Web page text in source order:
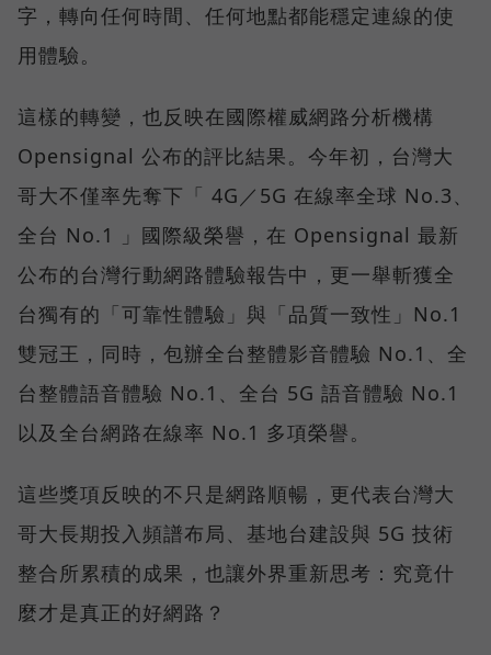
字，轉向任何時間、任何地點都能穩定連線的使
用體驗。
這樣的轉變，也反映在國際權威網路分析機構
Opensignal 公布的評比結果。今年初，台灣大
哥大不僅率先奪下「 4G／5G 在線率全球 No.3、
全台 No.1 」國際級榮譽，在 Opensignal 最新
公布的台灣行動網路體驗報告中，更一舉斬獲全
台獨有的「可靠性體驗」與「品質一致性」No.1
雙冠王，同時，包辦全台整體影音體驗 No.1、全
台整體語音體驗 No.1、全台 5G 語音體驗 No.1
以及全台網路在線率 No.1 多項榮譽。
這些獎項反映的不只是網路順暢，更代表台灣大
哥大長期投入頻譜布局、基地台建設與 5G 技術
整合所累積的成果，也讓外界重新思考：究竟什
麼才是真正的好網路？